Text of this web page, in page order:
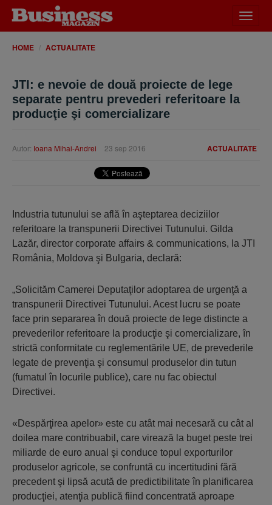
meniu
HOME ACTUALITATE
JTI: e nevoie de două proiecte de lege
separate pentru prevederi referitoare la
producţie şi comercializare
ACTUALITATE
Autor: Ioana Mihai-Andrei 23 sep 2016
Industria tutunului se află în aşteptarea deciziilor
referitoare la transpunerii Directivei Tutunului. Gilda
Lazăr, director corporate affairs & communications, la JTI
România, Moldova şi Bulgaria, declară:
„Solicităm Camerei Deputaţilor adoptarea de urgenţă a
transpunerii Directivei Tutunului. Acest lucru se poate
face prin separarea în două proiecte de lege distincte a
prevederilor referitoare la producţie şi comercializare, în
strictă conformitate cu reglementările UE, de prevederile
legate de prevenţia şi consumul produselor din tutun
(fumatul în locurile publice), care nu fac obiectul
Directivei.
«Despărţirea apelor» este cu atât mai necesară cu cât al
doilea mare contribuabil, care virează la buget peste trei
miliarde de euro anual şi conduce topul exporturilor
produselor agricole, se confruntă cu incertitudini fără
precedent şi lipsă acută de predictibilitate în planificarea
producţiei, atenţia publică fiind concentrată aproape